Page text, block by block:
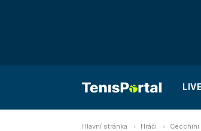
Hlavní stránka Hráči Cecchini